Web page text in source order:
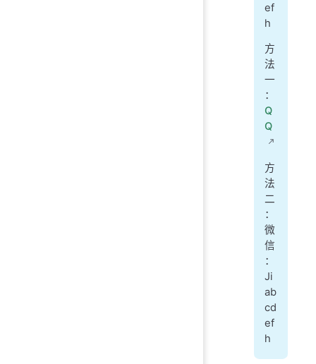
ef
h
方
法
一
：
Q
Q
方
法
二
：
微
信
：
Ji
ab
cd
ef
h